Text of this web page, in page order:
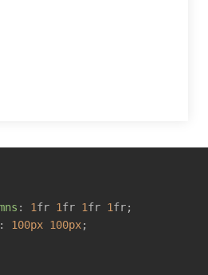
: 1fr 1fr 1fr 1fr;
: 100px 100px;